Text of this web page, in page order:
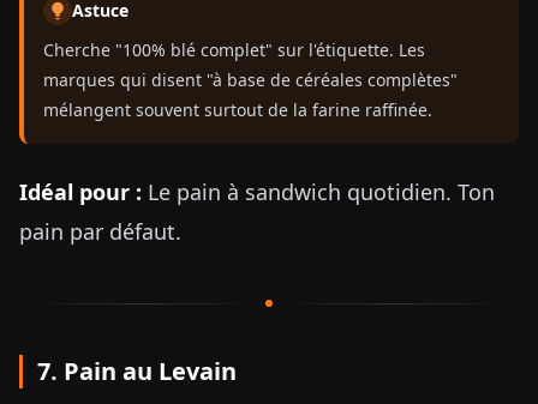
Astuce
Cherche "100% blé complet" sur l'étiquette. Les
marques qui disent "à base de céréales complètes"
mélangent souvent surtout de la farine raffinée.
Idéal pour : Le pain à sandwich quotidien. Ton
pain par défaut.
7. Pain au Levain